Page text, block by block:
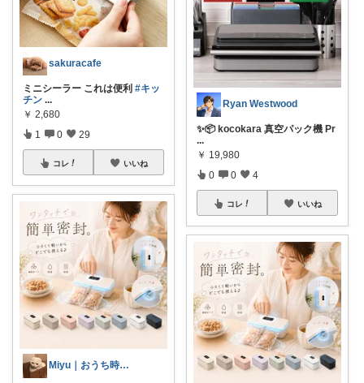
sakuracafe
ミニシーラー これは便利 #キッ
チン ...
￥ 2,680
1 0 29
コレ いいね
Miyu｜おうち時間の小さな幸せ🌸
Ryan Westwood
✨📦 kocokara 真空パック機 Pr
...
￥ 19,980
0 0 4
コレ いいね